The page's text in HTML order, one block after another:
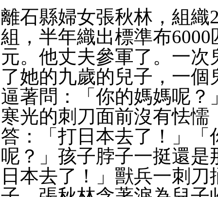
離石縣婦女張秋林，組織
組，半年織出標準布6000
元。他丈夫參軍了。一次
了她的九歲的兒子，一個
逼著問：「你的媽媽呢？
寒光的刺刀面前沒有怯懦
答：「打日本去了！」「
呢？」孩子脖子一挺還是
日本去了！」獸兵一刺刀